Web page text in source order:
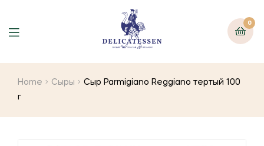
0
Home Сыры
Сыр Parmigiano Reggiano тертый 100
г